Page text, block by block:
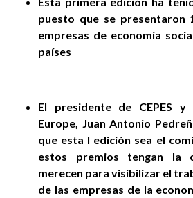
puesto que se presentaron
empresas de economía
países
El presidente de CEPES y
Europe, Juan Antonio
que esta I edición sea el
estos premios tengan la
merecen para visibilizar el
de las empresas de la